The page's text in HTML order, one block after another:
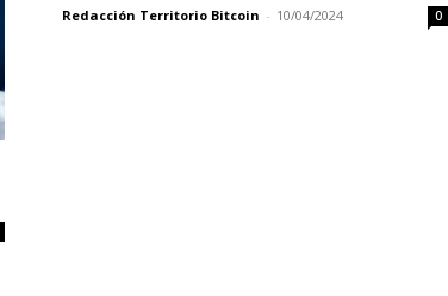
Redacción Territorio Bitcoin - 10/04/2024 0